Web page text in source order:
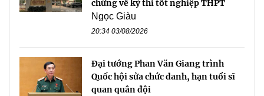
chứng về kỳ thi tốt nghiệp THPT
Ngọc Giàu
20:34 03/08/2026
Đại tướng Phan Văn Giang trình
Quốc hội sửa chức danh, hạn tuổi sĩ
quan quân đội